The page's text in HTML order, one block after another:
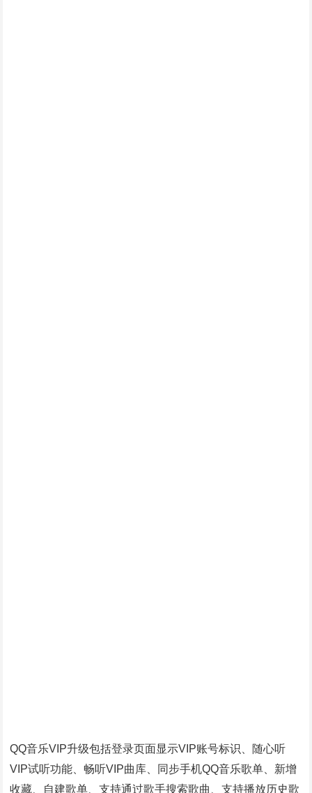
QQ音乐VIP升级包括登录页面显示VIP账号标识、随心听
VIP试听功能、畅听VIP曲库、同步手机QQ音乐歌单、新增
收藏、自建歌单、支持通过歌手搜索歌曲、支持播放历史歌